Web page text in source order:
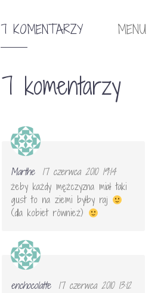
7 KOMENTARZY MENU
7 komentarzy
Marthe
17 czerwca 2010 19:14
żeby każdy mężczyzna miał taki
gust to na ziemi byłby raj
(dla kobiet również)
enchocolatte
17 czerwca 2010 13:12